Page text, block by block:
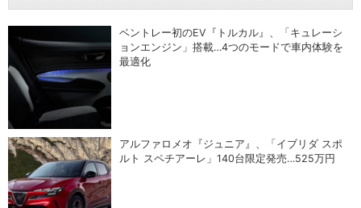
ベントレー初のEV『トルカル』、「キュレーシ
ョンエンジン」搭載…4つのモードで車内体験を
最適化
アルファロメオ『ジュニア』、「イブリダ スポ
ルト スペチアーレ」140台限定発売…525万円